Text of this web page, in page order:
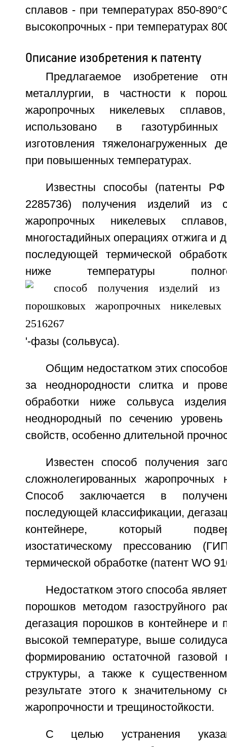
сплавов - при температурах 850-
высокопрочных - при температурах
Описание изобретения к патенту
Предлагаемое изобретение
металлургии, в частности к
жаропрочных никелевых
использовано в
изготовления тяжелонагруженных
при повышенных температурах.
Известны способы
2285736) получения изделий из
жаропрочных никелевых
многостадийных операциях отжига и
последующей термической
ниже температуры
'-фазы (сольвуса).
Общим недостатком этих
за неоднородности слитка и
обработки ниже сольвуса
неоднородный по сечению уровень
свойств, особенно длительной
Известен способ получения
сложнолегированных жаропрочных
Способ заключается в
последующей классификации,
контейнере, который
изостатическому прессованию
термической обработке (патент WO
Недостатком этого способа
порошков методом газоструйного
дегазация порошков в контейнере и
высокой температуре, выше
формированию остаточной газовой
структуры, а также к
результате этого к значительному
жаропрочности и трещиностойкости.
С целью устранения